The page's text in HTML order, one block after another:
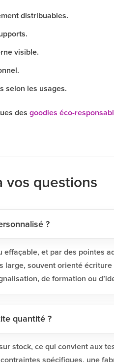
distribuables.
visible.
selon les usages.
desgoodies éco-
vos questions
?
et par des pointes
large, souvent orienté écriture
de formation ou
quantité ?
stock, ce qui convient aux
spécifiques, une